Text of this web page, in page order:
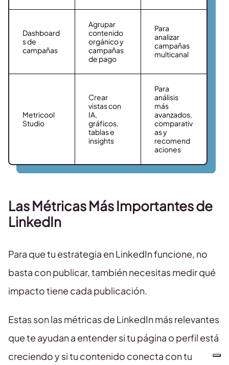
Dashboard
s de
campañas
Agrupar
contenido
orgánico y
campañas
de pago
Para
analizar
campañas
multicanal
Metricool
Studio
Crear
vistas con
IA,
gráficos,
tablas e
insights
Para
análisis
más
avanzados,
comparativ
as y
recomend
aciones
Las Métricas Más Importantes de
LinkedIn
Para que tu estrategia en LinkedIn funcione, no
basta con publicar, también necesitas medir qué
impacto tiene cada publicación.
Estas son las métricas de LinkedIn más relevantes
que te ayudan a entender si tu página o perfil está
creciendo y si tu contenido conecta con tu